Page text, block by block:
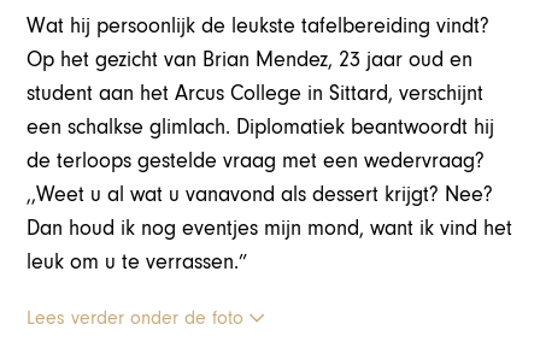
Wat hij persoonlijk de leukste tafelbereiding vindt?
Op het gezicht van Brian Mendez, 23 jaar oud en
student aan het Arcus College in Sittard, verschijnt
een schalkse glimlach. Diplomatiek beantwoordt hij
de terloops gestelde vraag met een wedervraag?
,,Weet u al wat u vanavond als dessert krijgt? Nee?
Dan houd ik nog eventjes mijn mond, want ik vind het
leuk om u te verrassen.”
Lees verder onder de foto